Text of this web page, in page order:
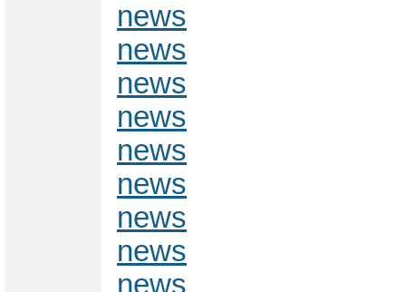
news
news
news
news
news
news
news
news
news